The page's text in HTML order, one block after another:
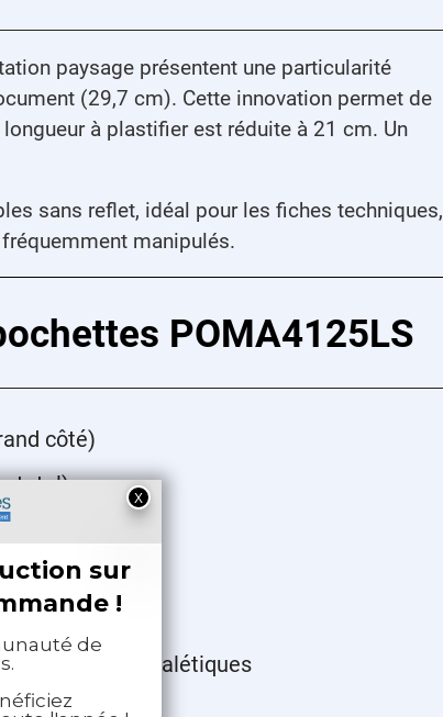
paysage présentent une particularité
(29,7 cm). Cette innovation permet de
à plastifier est réduite à 21 cm. Un
sans reflet, idéal pour les fiches techniques,
manipulés.
POMA4125LS
côté)
total)
signalétiques